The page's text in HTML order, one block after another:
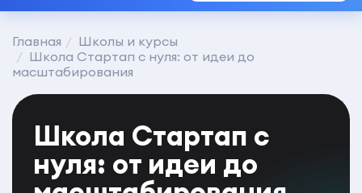
Главная
Школы и курсы
Школа Стартап с нуля: от идеи до
масштабирования
Школа Стартап с
нуля: от идеи до